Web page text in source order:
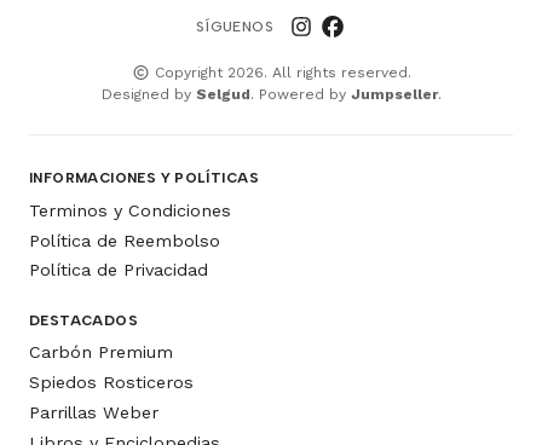
SÍGUENOS
Copyright 2026. All rights reserved.
Designed by Selgud. Powered by Jumpseller.
INFORMACIONES Y POLÍTICAS
Terminos y Condiciones
Política de Reembolso
Política de Privacidad
DESTACADOS
Carbón Premium
Spiedos Rosticeros
Parrillas Weber